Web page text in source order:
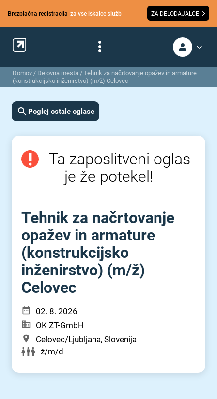
Brezplačna registracija za vse iskalce služb ZA DELODAJALCE
Domov / Delovna mesta / Tehnik za načrtovanje opažev in armature
(konstrukcijsko inženirstvo) (m/ž) Celovec
Poglej ostale oglase
Ta zaposlitveni oglas
je že potekel!
Tehnik za načrtovanje
opažev in armature
(konstrukcijsko
inženirstvo) (m⁠/⁠ž)
Celovec
02. 8. 2026
OK ZT-GmbH
Celovec/Ljubljana, Slovenija
ž/m/d